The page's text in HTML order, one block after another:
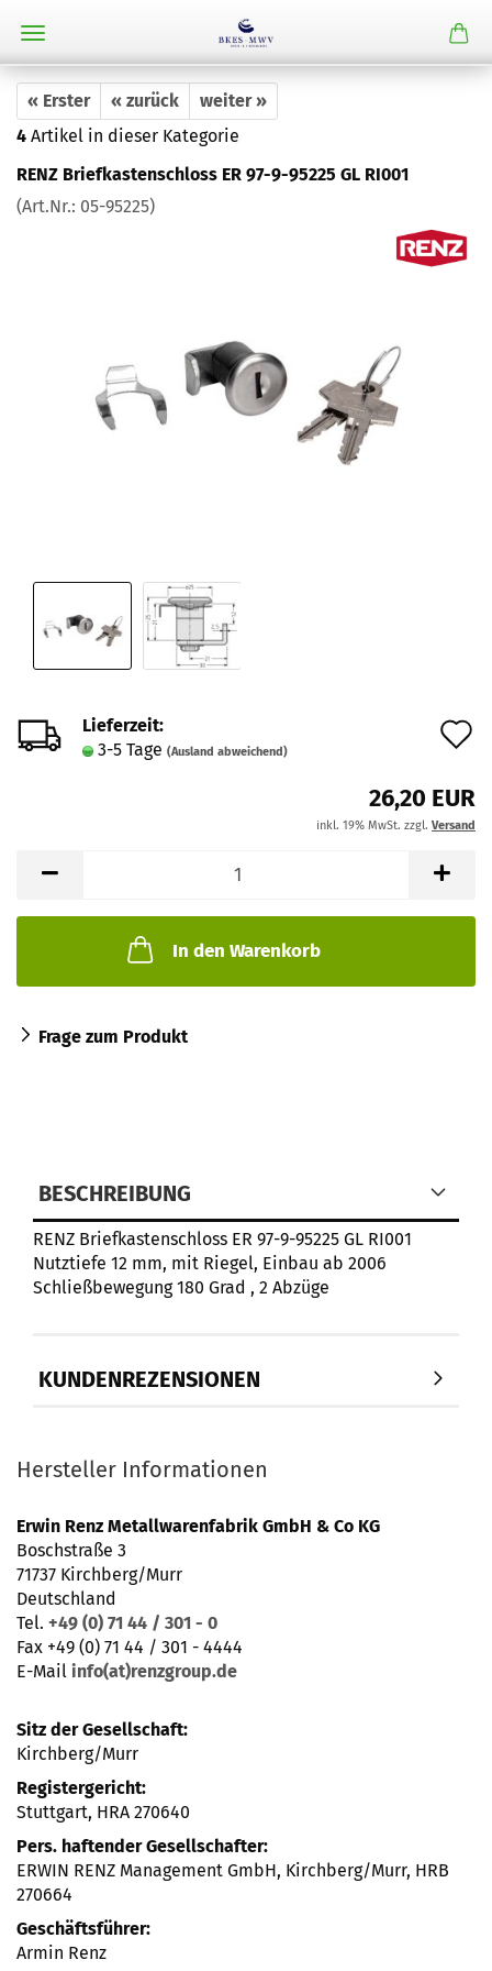
« Erster « zurück
weiter »
4 Artikel in dieser Kategorie
RENZ Briefkastenschloss ER 97-9-95225 GL RI001
(Art.Nr.: 05-95225)
Lieferzeit:
3-5 Tage (Ausland abweichend)
26,20 EUR
inkl. 19% MwSt. zzgl. Versand
In den Warenkorb
Frage zum Produkt
BESCHREIBUNG
RENZ Briefkastenschloss ER 97-9-95225 GL RI001
Nutztiefe 12 mm, mit Riegel, Einbau ab 2006
Schließbewegung 180 Grad , 2 Abzüge
KUNDENREZENSIONEN
Hersteller Informationen
Erwin Renz Metallwarenfabrik GmbH & Co KG
Boschstraße 3
71737 Kirchberg/Murr
Deutschland
Tel. +49 (0) 71 44 / 301 - 0
Fax +49 (0) 71 44 / 301 - 4444
E-Mail info(at)renzgroup.de
Sitz der Gesellschaft:
Kirchberg/Murr
Registergericht:
Stuttgart, HRA 270640
Pers. haftender Gesellschafter:
ERWIN RENZ Management GmbH, Kirchberg/Murr, HRB
270664
Geschäftsführer:
Armin Renz